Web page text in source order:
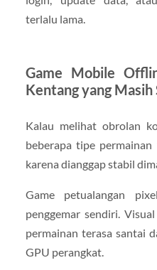
terlalu lama.
Game Mobile
Kentang yang Masih
Kalau melihat obrolan
beberapa tipe
karena dianggap stabil
Game petualangan
penggemar sendiri.
permainan terasa santai
GPU perangkat.